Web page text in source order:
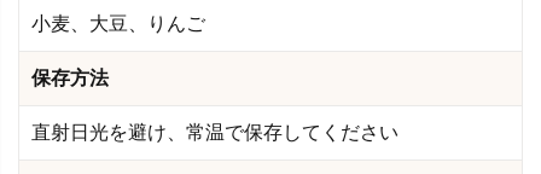
小麦、大豆、りんご
保存方法
直射日光を避け、常温で保存してください